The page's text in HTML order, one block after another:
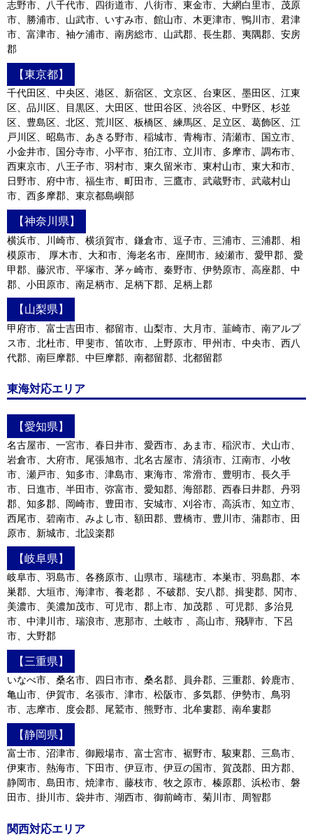
志野市、八千代市、四街道市、八街市、東金市、大網白里市、茂原
市、勝浦市、山武市、いすみ市、館山市、木更津市、鴨川市、君津
市、富津市、袖ケ浦市、南房総市、山武郡、長生郡、夷隅郡、安房
郡
【東京都】
千代田区、中央区、港区、新宿区、文京区、台東区、墨田区、江東
区、品川区、目黒区、大田区、世田谷区、渋谷区、中野区、杉並
区、豊島区、北区、荒川区、板橋区、練馬区、足立区、葛飾区、江
戸川区、昭島市、あきる野市、稲城市、青梅市、清瀬市、国立市、
小金井市、国分寺市、小平市、狛江市、立川市、多摩市、調布市、
西東京市、八王子市、羽村市、東久留米市、東村山市、東大和市、
日野市、府中市、福生市、町田市、三鷹市、武蔵野市、武蔵村山
市、西多摩郡、東京都島嶼部
【神奈川県】
横浜市、川崎市、横須賀市、鎌倉市、逗子市、三浦市、三浦郡、相
模原市、 厚木市、大和市、海老名市、座間市、綾瀬市、愛甲郡、愛
甲郡、藤沢市、平塚市、茅ヶ崎市、秦野市、伊勢原市、高座郡、中
郡、小田原市、南足柄市、足柄下郡、足柄上郡
【山梨県】
甲府市、富士吉田市、都留市、山梨市、大月市、韮崎市、南アルプ
ス市、北杜市、甲斐市、笛吹市、上野原市、甲州市、中央市、西八
代郡、南巨摩郡、中巨摩郡、南都留郡、北都留郡
東海対応エリア
【愛知県】
名古屋市、一宮市、春日井市、愛西市、あま市、稲沢市、犬山市、
岩倉市、大府市、尾張旭市、北名古屋市、清須市、江南市、小牧
市、瀬戸市、知多市、津島市、東海市、常滑市、豊明市、長久手
市、日進市、半田市、弥富市、愛知郡、海部郡、西春日井郡、丹羽
郡、知多郡、岡崎市、豊田市、安城市、刈谷市、高浜市、知立市、
西尾市、碧南市、みよし市、額田郡、豊橋市、豊川市、蒲郡市、田
原市、新城市、北設楽郡
【岐阜県】
岐阜市、羽島市、各務原市、山県市、瑞穂市、本巣市、羽島郡、本
巣郡、大垣市、海津市、養老郡 、不破郡、安八郡、揖斐郡、関市、
美濃市、美濃加茂市、可児市、郡上市、加茂郡 、可児郡、多治見
市、中津川市、瑞浪市、恵那市、土岐市 、高山市、飛騨市、下呂
市、大野郡
【三重県】
いなべ市、桑名市、四日市市、桑名郡、員弁郡、三重郡、鈴鹿市、
亀山市、伊賀市、名張市、津市、松阪市、多気郡、伊勢市、鳥羽
市、志摩市、度会郡、尾鷲市、熊野市、北牟婁郡、南牟婁郡
【静岡県】
富士市、沼津市、御殿場市、富士宮市、裾野市、駿東郡、三島市、
伊東市、熱海市、下田市、伊豆市、伊豆の国市、賀茂郡、田方郡、
静岡市、島田市、焼津市、藤枝市、牧之原市、榛原郡、浜松市、磐
田市、掛川市、袋井市、湖西市、御前崎市、菊川市、周智郡
関西対応エリア